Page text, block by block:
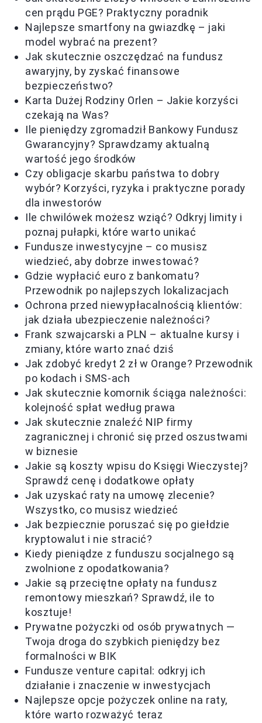
cen prądu PGE? Praktyczny poradnik
Najlepsze smartfony na gwiazdkę – jaki
model wybrać na prezent?
Jak skutecznie oszczędzać na fundusz
awaryjny, by zyskać finansowe
bezpieczeństwo?
Karta Dużej Rodziny Orlen – Jakie korzyści
czekają na Was?
Ile pieniędzy zgromadził Bankowy Fundusz
Gwarancyjny? Sprawdzamy aktualną
wartość jego środków
Czy obligacje skarbu państwa to dobry
wybór? Korzyści, ryzyka i praktyczne porady
dla inwestorów
Ile chwilówek możesz wziąć? Odkryj limity i
poznaj pułapki, które warto unikać
Fundusze inwestycyjne – co musisz
wiedzieć, aby dobrze inwestować?
Gdzie wypłacić euro z bankomatu?
Przewodnik po najlepszych lokalizacjach
Ochrona przed niewypłacalnością klientów:
jak działa ubezpieczenie należności?
Frank szwajcarski a PLN – aktualne kursy i
zmiany, które warto znać dziś
Jak zdobyć kredyt 2 zł w Orange? Przewodnik
po kodach i SMS-ach
Jak skutecznie komornik ściąga należności:
kolejność spłat według prawa
Jak skutecznie znaleźć NIP firmy
zagranicznej i chronić się przed oszustwami
w biznesie
Jakie są koszty wpisu do Księgi Wieczystej?
Sprawdź cenę i dodatkowe opłaty
Jak uzyskać raty na umowę zlecenie?
Wszystko, co musisz wiedzieć
Jak bezpiecznie poruszać się po giełdzie
kryptowalut i nie stracić?
Kiedy pieniądze z funduszu socjalnego są
zwolnione z opodatkowania?
Jakie są przeciętne opłaty na fundusz
remontowy mieszkań? Sprawdź, ile to
kosztuje!
Prywatne pożyczki od osób prywatnych —
Twoja droga do szybkich pieniędzy bez
formalności w BIK
Fundusze venture capital: odkryj ich
działanie i znaczenie w inwestycjach
Najlepsze opcje pożyczek online na raty,
które warto rozważyć teraz